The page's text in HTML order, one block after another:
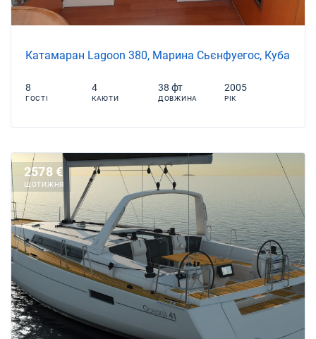
Катамаран Lagoon 380, Марина Сьєнфуегос, Куба
8
ГОСТІ
4
КАЮТИ
38 фт
ДОВЖИНА
2005
РІК
2578 €
ЩОТИЖНЯ